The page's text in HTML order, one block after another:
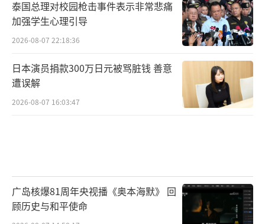
泰国总理对校园枪击事件表示非常悲痛
加强学生心理引导
2026-08-07 22:18:36
日本演员捐款300万日元被骂脏钱 善意
遭误解
2026-08-07 16:03:47
广岛核爆81周年央视播《奥本海默》 回
顾历史与和平使命